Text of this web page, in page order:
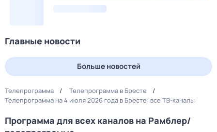
Главные новости
Больше новостей
Телепрограмма
Телепрограмма в Бресте
Телепрограмма на 4 июля 2026 года в Бресте: все ТВ-каналы
Программа для всех каналов на Рамблер/